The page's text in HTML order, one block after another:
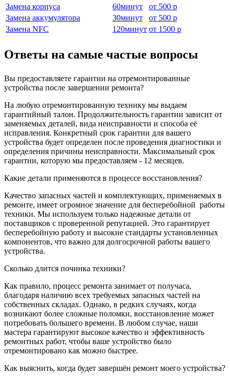
Замена корпуса
60минут от 500 р
Замена аккумулятора
30минут от 500 р
Замена NFC
120минут от 1500 р
Ответы на самые частые вопросы
Вы предоставляете гарантии на отремонтированные
устройства после завершении ремонта?
На любую отремонтированную технику мы выдаем
гарантийный талон. Продолжительность гарантии зависит от
заменяемых деталей, вида неисправности и способа её
исправления. Конкретный срок гарантии для вашего
устройства будет определен после проведения диагностики и
определения причины неисправности. Максимальный срок
гарантии, которую мы предоставляем - 12 месяцев.
Какие детали применяются в процессе восстановления?
Качество запасных частей и комплектующих, применяемых в
ремонте, имеет огромное значение для бесперебойной работы
техники. Мы используем только надежные детали от
поставщиков с проверенной репутацией. Это гарантирует
бесперебойную работу и высокие стандарты установленных
компонентов, что важно для долгосрочной работы вашего
устройства.
Сколько длится починка техники?
Как правило, процесс ремонта занимает от получаса,
благодаря наличию всех требуемых запасных частей на
собственных складах. Однако, в редких случаях, когда
возникают более сложные поломки, восстановление может
потребовать большего времени. В любом случае, наши
мастера гарантируют высокое качество и эффективность
ремонтных работ, чтобы ваше устройство было
отремонтировано как можно быстрее.
Как выяснить, когда будет завершён ремонт моего устройства?